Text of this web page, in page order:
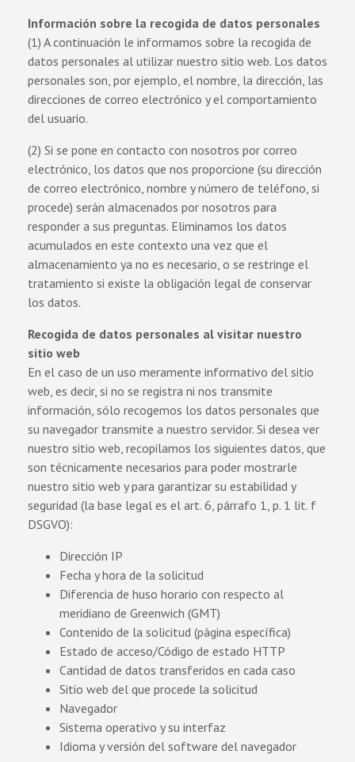
Información sobre la recogida de datos personales
(1) A continuación le informamos sobre la recogida de
datos personales al utilizar nuestro sitio web. Los datos
personales son, por ejemplo, el nombre, la dirección, las
direcciones de correo electrónico y el comportamiento
del usuario.
(2) Si se pone en contacto con nosotros por correo
electrónico, los datos que nos proporcione (su dirección
de correo electrónico, nombre y número de teléfono, si
procede) serán almacenados por nosotros para
responder a sus preguntas. Eliminamos los datos
acumulados en este contexto una vez que el
almacenamiento ya no es necesario, o se restringe el
tratamiento si existe la obligación legal de conservar
los datos.
Recogida de datos personales al visitar nuestro
sitio web
En el caso de un uso meramente informativo del sitio
web, es decir, si no se registra ni nos transmite
información, sólo recogemos los datos personales que
su navegador transmite a nuestro servidor. Si desea ver
nuestro sitio web, recopilamos los siguientes datos, que
son técnicamente necesarios para poder mostrarle
nuestro sitio web y para garantizar su estabilidad y
seguridad (la base legal es el art. 6, párrafo 1, p. 1 lit. f
DSGVO):
Dirección IP
Fecha y hora de la solicitud
Diferencia de huso horario con respecto al
meridiano de Greenwich (GMT)
Contenido de la solicitud (página específica)
Estado de acceso/Código de estado HTTP
Cantidad de datos transferidos en cada caso
Sitio web del que procede la solicitud
Navegador
Sistema operativo y su interfaz
Idioma y versión del software del navegador